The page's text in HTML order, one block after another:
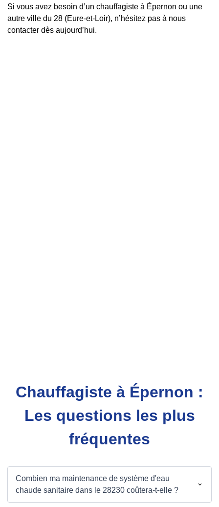
Si vous avez besoin d’un chauffagiste à Épernon ou une
autre ville du 28 (Eure-et-Loir), n’hésitez pas à nous
contacter dès aujourd’hui.
Chauffagiste à Épernon :
Les questions les plus
fréquentes
Combien ma maintenance de système d'eau
chaude sanitaire dans le 28230 coûtera-t-elle ?